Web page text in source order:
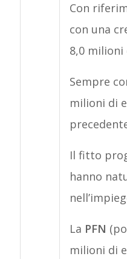
Con
con una
8,0 milioni
Sempre
milioni di
Il fitto
hanno
La PFN
milioni di